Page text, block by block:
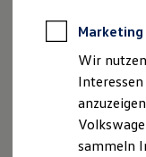
Batterie
Marketing
Wir
sammeln